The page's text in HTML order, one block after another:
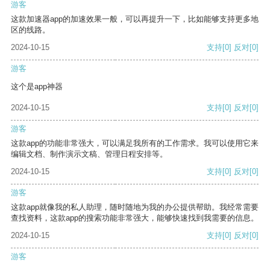
游客
这款加速器app的加速效果一般，可以再提升一下，比如能够支持更多地
区的线路。
2024-10-15
支持[0] 反对[0]
游客
这个是app神器
2024-10-15 支持[0] 反对[0]
游客
这款app的功能非常强大，可以满足我所有的工作需求。我可以使用它来
编辑文档、制作演示文稿、管理日程安排等。
2024-10-15
支持[0] 反对[0]
游客
这款app就像我的私人助理，随时随地为我的办公提供帮助。我经常需要
查找资料，这款app的搜索功能非常强大，能够快速找到我需要的信息。
2024-10-15
支持[0] 反对[0]
游客